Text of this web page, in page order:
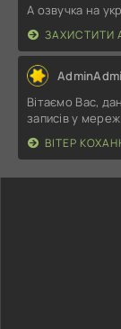
А озвучка на
ЗАХИСТИТИ
Вітаємо Вас,
записів у мережі
ВІТЕР